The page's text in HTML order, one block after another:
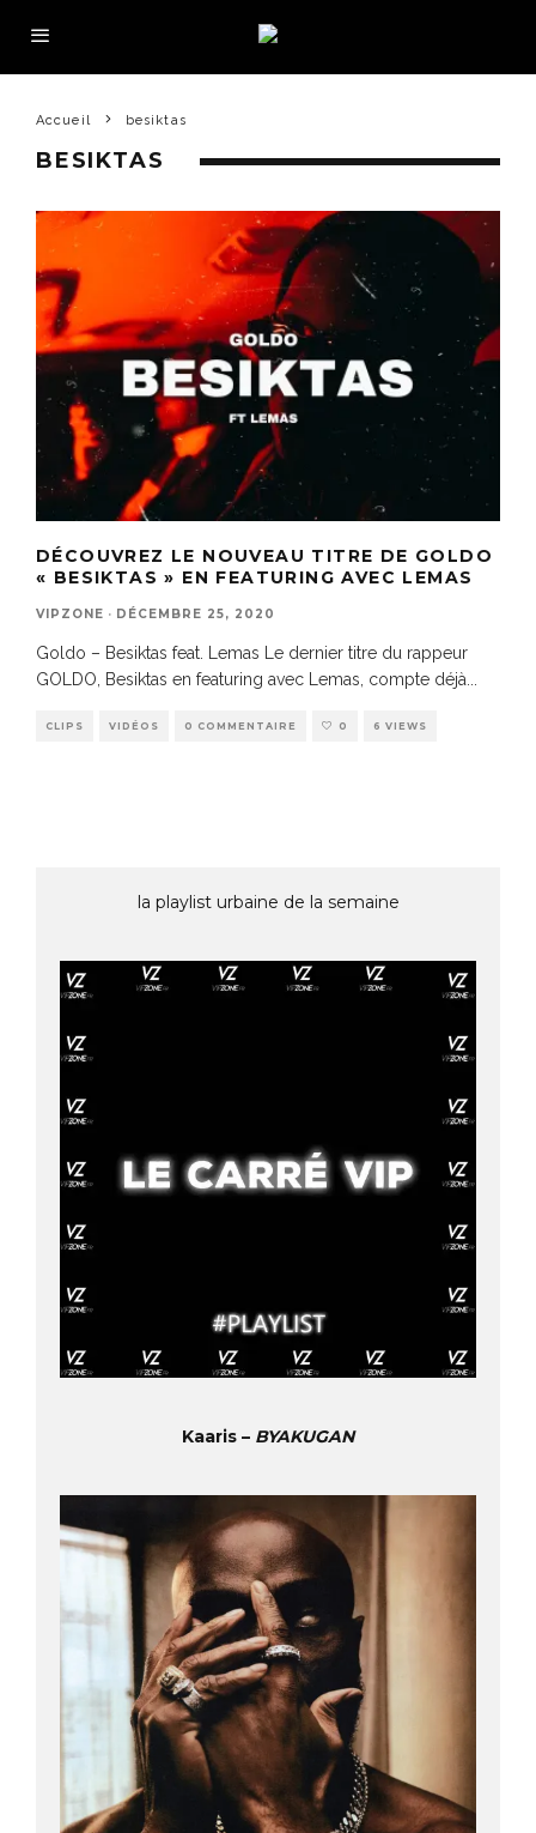
Accueil besiktas
BESIKTAS
DÉCOUVREZ LE NOUVEAU TITRE DE GOLDO
« BESIKTAS » EN FEATURING AVEC LEMAS
VIPZONE · DÉCEMBRE 25, 2020
Goldo – Besiktas feat. Lemas Le dernier titre du rappeur
GOLDO, Besiktas en featuring avec Lemas, compte déjà
CLIPS VIDÉOS 0 COMMENTAIRE 0 6 VIEWS
la playlist urbaine de la semaine
Kaaris – BYAKUGAN